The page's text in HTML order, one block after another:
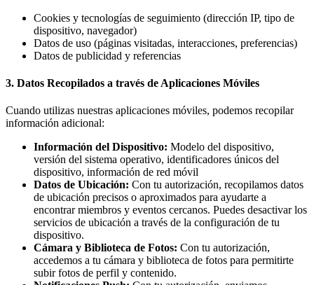
Cookies y tecnologías de seguimiento (dirección IP, tipo de
dispositivo, navegador)
Datos de uso (páginas visitadas, interacciones, preferencias)
Datos de publicidad y referencias
3. Datos Recopilados a través de Aplicaciones Móviles
Cuando utilizas nuestras aplicaciones móviles, podemos recopilar
información adicional:
Información del Dispositivo: Modelo del dispositivo,
versión del sistema operativo, identificadores únicos del
dispositivo, información de red móvil
Datos de Ubicación: Con tu autorización, recopilamos datos
de ubicación precisos o aproximados para ayudarte a
encontrar miembros y eventos cercanos. Puedes desactivar los
servicios de ubicación a través de la configuración de tu
dispositivo.
Cámara y Biblioteca de Fotos: Con tu autorización,
accedemos a tu cámara y biblioteca de fotos para permitirte
subir fotos de perfil y contenido.